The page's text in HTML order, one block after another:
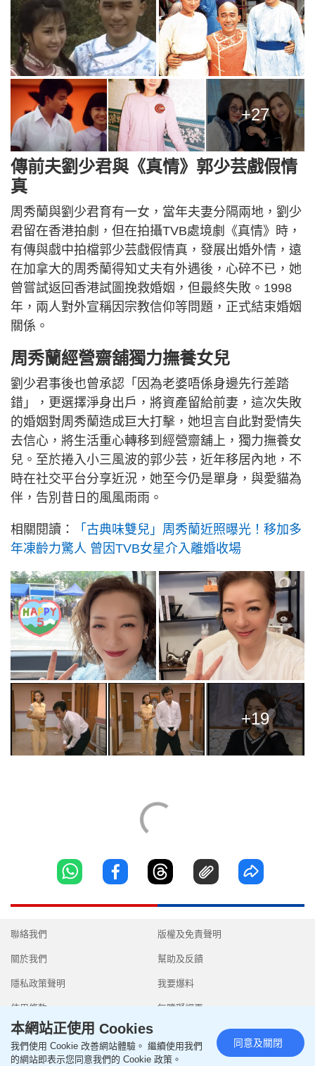
+27
傳前夫劉少君與《真情》郭少芸戲假情
真
周秀蘭與劉少君育有一女，當年夫妻分隔兩地，劉少
君留在香港拍劇，但在拍攝TVB處境劇《真情》時，
有傳與戲中拍檔郭少芸戲假情真，發展出婚外情，遠
在加拿大的周秀蘭得知丈夫有外遇後，心碎不已，她
曾嘗試返回香港試圖挽救婚姻，但最終失敗。1998
年，兩人對外宣稱因宗教信仰等問題，正式結束婚姻
關係。
周秀蘭經營齋舖獨力撫養女兒
劉少君事後也曾承認「因為老婆唔係身邊先行差踏
錯」，更選擇淨身出戶，將資產留給前妻，這次失敗
的婚姻對周秀蘭造成巨大打擊，她坦言自此對愛情失
去信心，將生活重心轉移到經營齋舖上，獨力撫養女
兒。至於捲入小三風波的郭少芸，近年移居內地，不
時在社交平台分享近況，她至今仍是單身，與愛貓為
伴，告別昔日的風風雨雨。
相關閱讀：
「古典味雙兒」周秀蘭近照曝光！移加多
年凍齡力驚人 曾因TVB女星介入離婚收場
+19
聯絡我們
關於我們
隱私政策聲明
使用條款
版權及免責聲明
幫助及反饋
我要爆料
無障礙網頁
Copyright © 2026 SingTao Ltd.All rights reserved.
本網站正使用 Cookies
我們使用 Cookie 改善網站體驗。 繼續使用我們
的網站即表示您同意我們的 Cookie 政策。
同意及關閉